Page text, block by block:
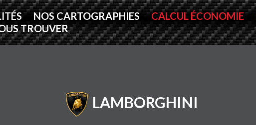
NOS CARTOGRAPHIES CALCUL ÉCONOMIE
TROUVER
LAMBORGHINI